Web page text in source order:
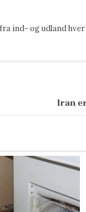
ind- og udland hver
Iran